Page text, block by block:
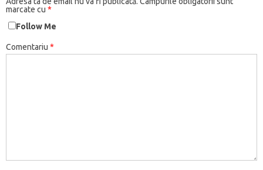
marcate cu *
Follow Me
Comentariu *